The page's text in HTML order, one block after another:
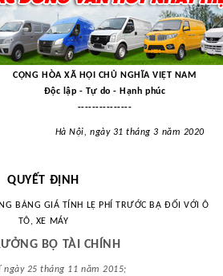
CỘNG HÒA XÃ HỘI CHỦ NGHĨA VIỆT NAM
Độc lập - Tự do - Hạnh phúc
---------------
Hà Nội, ngày 31 tháng3 năm 2020
QUYẾT ĐỊNH
BẢNG GIÁ TÍNH LỆ PHÍ TRƯỚC BẠ ĐỐI VỚI Ô
TÔ, XE MÁY
BỘ TÀI CHÍNH
ngày 25 tháng 11 năm 2015;